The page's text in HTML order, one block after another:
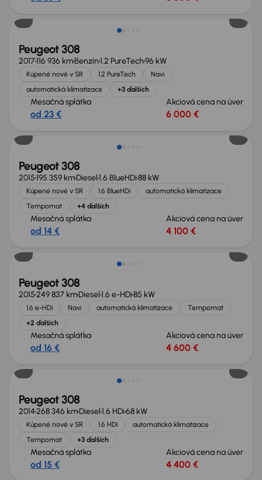
Zlacnené o 1 000 €
Peugeot 308
2017116 936 kmBenzín1.2 PureTech96 kW
Kúpené nové v SR 1.2 PureTech
Navi
automatická klimatizace
+3 ďalších
Mesačná splátka
od 23 €
Akciová cena na úver
6 000 €
Peugeot 308
2015195 359 kmDiesel1.6 BlueHDi88 kW
Kúpené nové v SR 1.6 BlueHDi
automatická klimatizace
Tempomat
+4 ďalších
Mesačná splátka
od 14 €
Akciová cena na úver
4 100 €
Zlacnené o 600 €
Peugeot 308
2015249 837 kmDiesel1.6 e-HDi85 kW
1.6 e-HDi Navi automatická klimatizace
Tempomat
+2 ďalších
Mesačná splátka
od 16 €
Akciová cena na úver
4 600 €
Peugeot 308
2014268 346 kmDiesel1.6 HDi68 kW
Kúpené nové v SR 1.6 HDi
automatická klimatizace
Tempomat
+3 ďalších
Mesačná splátka
od 15 €
Akciová cena na úver
4 400 €
Zlacnené o 500 €